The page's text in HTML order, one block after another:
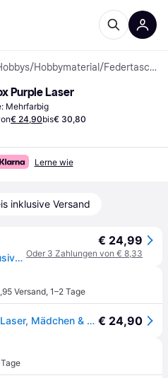
/Hobbymaterial / Federtaschen
Purple Laser
Mehrfarbig
€ 24,90bis€ 30,80
Lerne wie
inklusive Versand
satch Schlamperbox inklusive Geodreieck Purple Laser
€ 24,99
Oder 3 Zahlungen von € 8,33
Versand, 1–2 Tage
satch Schlamperbox, Purple Laser, Mädchen & Jungen € 24,90